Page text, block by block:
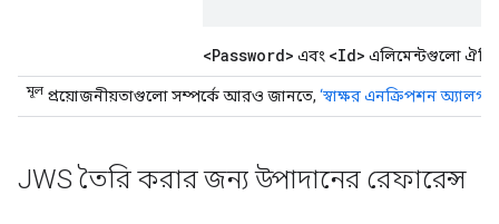
<Password> এবং <Id> এলিমেন্টগুলো
মূল প্রয়োজনীয়তাগুলো সম্পর্কে আরও জানতে, ‘স্বাক্ষর এনক্রিপশন
JWS তৈরি করার জন্য উপাদানের রেফারেন্স